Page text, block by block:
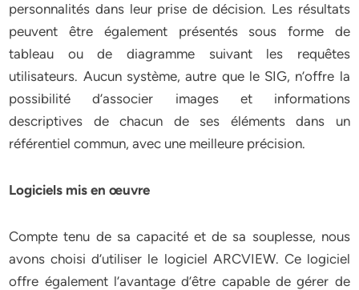
personnalités dans leur prise de décision. Les résultats
peuvent être également présentés sous forme de
tableau ou de diagramme suivant les requêtes
utilisateurs. Aucun système, autre que le SIG, n’offre la
possibilité d’associer images et informations
descriptives de chacun de ses éléments dans un
référentiel commun, avec une meilleure précision.
Logiciels mis en œuvre
Compte tenu de sa capacité et de sa souplesse, nous
avons choisi d’utiliser le logiciel ARCVIEW. Ce logiciel
offre également l’avantage d’être capable de gérer de